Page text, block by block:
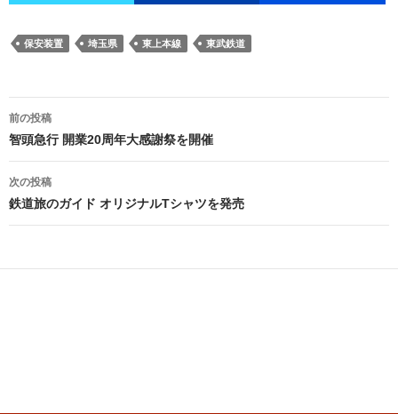
保安装置 埼玉県 東上本線 東武鉄道
投
稿
ナ
ビ
ー
前の投稿
智頭急行 開業20周年大感謝祭を開催
次の投稿
鉄道旅のガイド オリジナルTシャツを発売